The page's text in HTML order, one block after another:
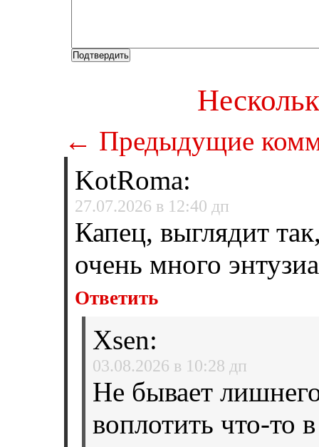
← Предыдущие
KotRoma:
27.07.2026 в 12:40 дп
Капец, выглядит
очень много
Ответить
Xsen:
03.08.2026 в 10:28 дп
Не бывает
воплотить что-то